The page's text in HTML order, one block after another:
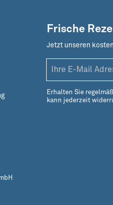
Frische
Jetzt unseren
Erhalten Sie
kann jederzeit